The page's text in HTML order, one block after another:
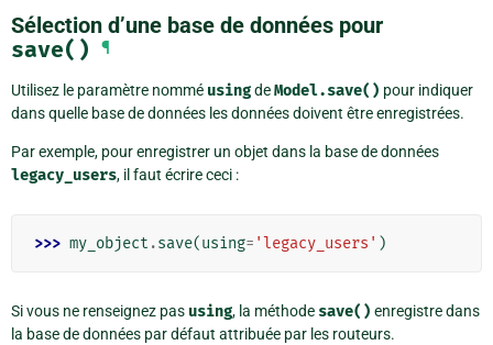
Sélection d’une base de données pour
save()
¶
Utilisez le paramètre nommé usingdeModel.save() pour indiquer
dans quelle base de données les données doivent être enregistrées.
Par exemple, pour enregistrer un objet dans la base de données
legacy_users, il faut écrire ceci :
>>> my_object .save(using= 'legacy_users' )
Si vous ne renseignez pas using, la méthode save() enregistre dans
la base de données par défaut attribuée par les routeurs.